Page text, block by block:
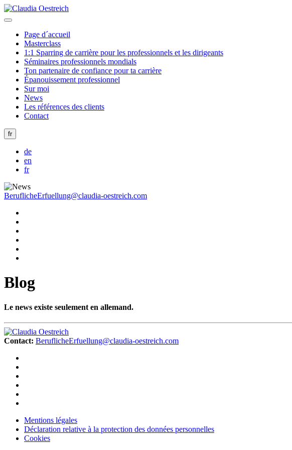
Page d´accueil
Masterclass
1:1 Sparring de carrière pour les professionnels et les dirigeants
Séminaires professionnels mondials
Ton partenaire de confiance pour ta carrière
Épanouissement professionnel
Sur moi
News
Les références des clients
Contact
fr
de
en
fr
BeruflicheErfuellung@claudia-oestreich.com
Blog
Le news existe seulement en allemand.
Contact: BeruflicheErfuellung@claudia-oestreich.com
Mentions légales
Déclaration relative à la protection des données personnelles
Cookies